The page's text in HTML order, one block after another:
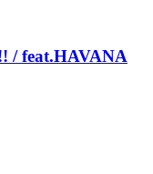
/ feat.HAVANA